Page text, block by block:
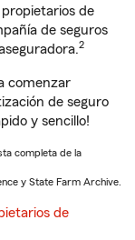
de
de seguros
2
comenzar
de seguro
y sencillo!
completa de la
y State Farm Archive.
de